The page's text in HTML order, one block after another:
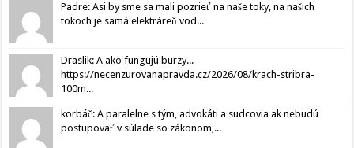
Padre: Asi by sme sa mali pozrieť na naše toky, na našich
tokoch je samá elektráreň vod...
Draslik: A ako fungujú burzy...
https://necenzurovanapravda.cz/2026/08/krach-stribra-
100m...
korbáč: A paralelne s tým, advokáti a sudcovia ak nebudú
postupovať v súlade so zákonom,...